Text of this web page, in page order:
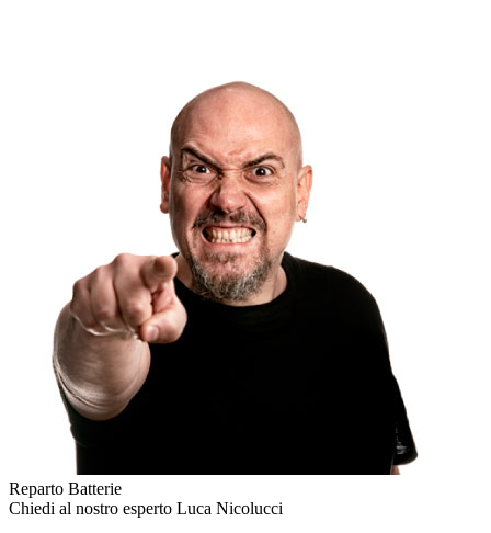
Reparto Batterie
Chiedi al nostro esperto Luca Nicolucci